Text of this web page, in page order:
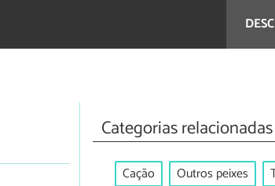
Categorias relacionadas
Cação Outros peixes